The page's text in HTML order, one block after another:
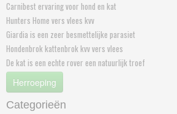
Carnibest ervaring voor hond en kat
Hunters Home vers vlees kvv
Giardia is een zeer besmettelijke parasiet
Hondenbrok kattenbrok kvv vers vlees
De kat is een echte rover een natuurlijk troef
Herroeping
Categorieën